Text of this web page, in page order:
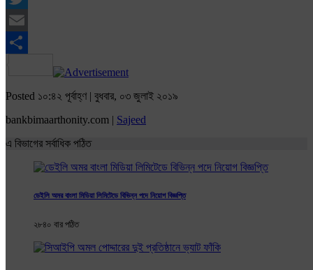
Twitter
Email
Share
Posted ১০:৪২ পূর্বাহ্ণ | বুধবার, ০৩ জুলাই ২০১৯
bankbimaarthonity.com | Sajeed
এ বিভাগের সর্বাধিক পঠিত
ডেইলি অমর বাংলা মিডিয়া লিমিটেডে বিভিন্ন পদে নিয়োগ বিজ্ঞপ্তি
২৮৪০ বার পঠিত